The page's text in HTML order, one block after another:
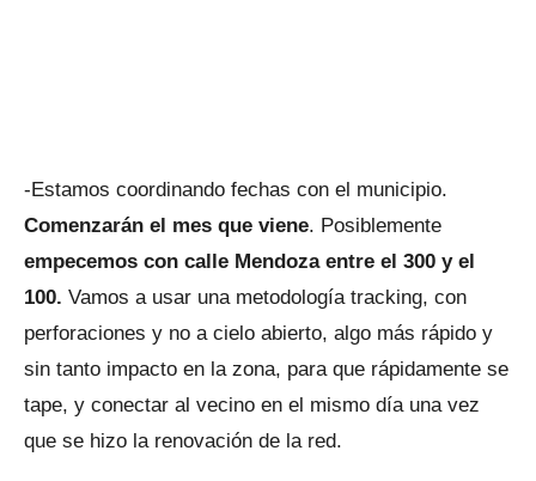
-Estamos coordinando fechas con el municipio.
Comenzarán el mes que viene. Posiblemente
empecemos con calle Mendoza entre el 300 y el
100. Vamos a usar una metodología tracking, con
perforaciones y no a cielo abierto, algo más rápido y
sin tanto impacto en la zona, para que rápidamente se
tape, y conectar al vecino en el mismo día una vez
que se hizo la renovación de la red.